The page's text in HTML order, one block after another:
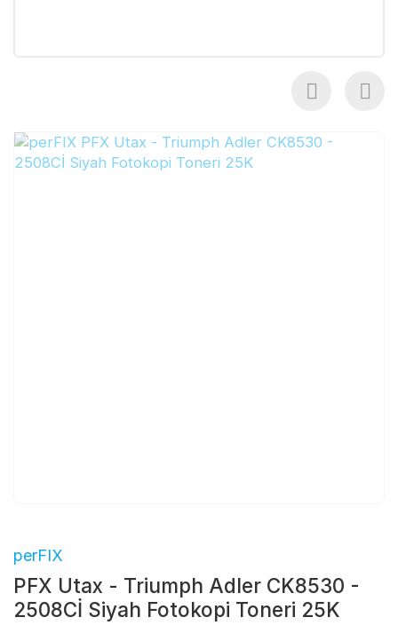
perFIX
PFX Utax - Triumph Adler CK8530 -
2508Cİ Siyah Fotokopi Toneri 25K